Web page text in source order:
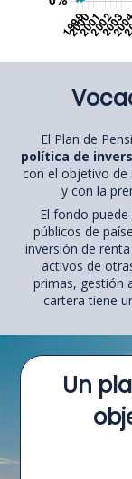
El Plan de
política de
con el objetivo de
y con la
El fondo
públicos de
inversión de
activos de
primas, gestión
cartera tiene
Un